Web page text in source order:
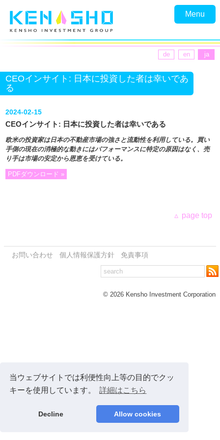
当ウェブサイトでは利便性向上等の目的でクッ
キーを使用しています。
詳細はこちら
Decline Allow cookies
Menu
de en ja
CEOインサイト: 日本に投資した者は幸いであ
る
2024-02-15
CEOインサイト: 日本に投資した者は幸いである
欧米の投資家は日本の不動産市場の強さと流動性を利用している。買い
手側の現在の消極的な動きにはパフォーマンスに特定の原因はなく、売
り手は市場の安定から恩恵を受けている。
PDFダウンロード »
page top
お問い合わせ 個人情報保護方針 免責事項
© 2026 Kensho Investment Corporation